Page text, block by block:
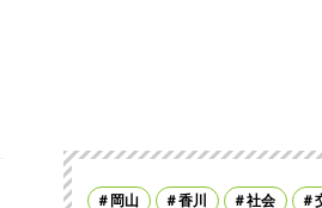
岡山 香川 社会